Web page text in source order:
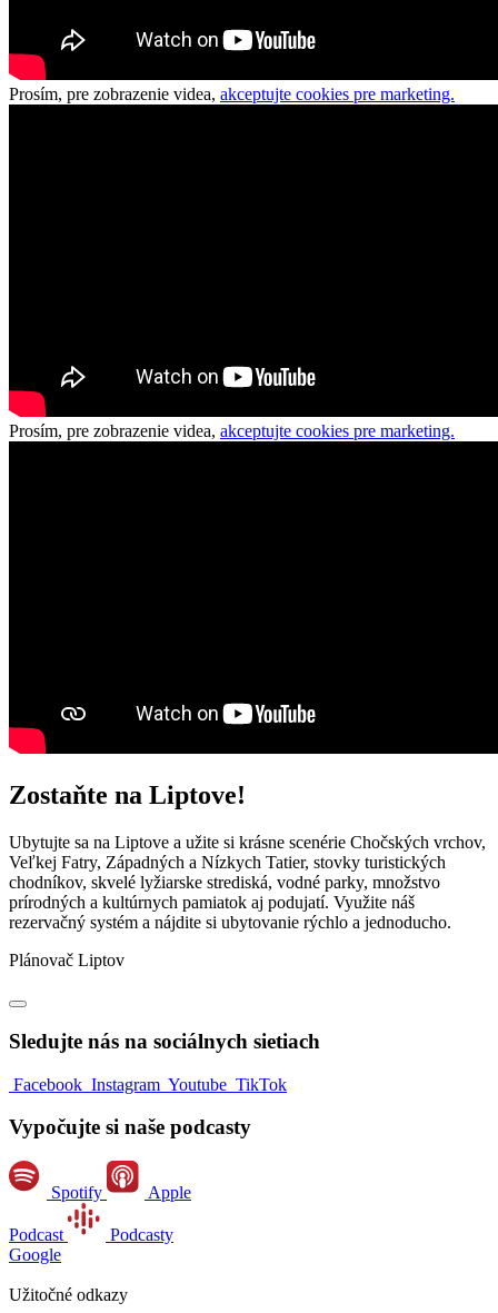
Prosím, pre zobrazenie videa, akceptujte cookies pre marketing.
Prosím, pre zobrazenie videa, akceptujte cookies pre marketing.
Zostaňte na Liptove!
Ubytujte sa na Liptove a užite si krásne scenérie Chočských vrchov,
Veľkej Fatry, Západných a Nízkych Tatier, stovky turistických
chodníkov, skvelé lyžiarske strediská, vodné parky, množstvo
prírodných a kultúrnych pamiatok aj podujatí. Využite náš
rezervačný systém a nájdite si ubytovanie rýchlo a jednoducho.
Plánovač Liptov
Sledujte nás na sociálnych sietiach
Facebook Instagram Youtube TikTok
Vypočujte si naše podcasty
Spotify Apple
Podcast
Podcasty
Google
Užitočné odkazy